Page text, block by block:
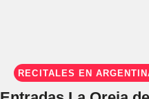
RECITALES EN